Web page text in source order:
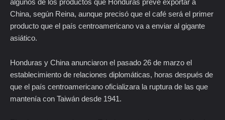
China, según Reina, aunque precisó que el café será el primer
producto que el país centroamericano va a enviar al gigante
asiático.
Honduras y China anunciaron el pasado 26 de marzo el
establecimiento de relaciones diplomáticas, horas después de
que el país centroamericano oficializara la ruptura de las que
mantenía con Taiwán desde 1941.